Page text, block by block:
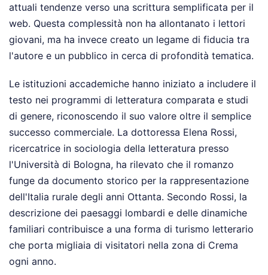
attuali tendenze verso una scrittura semplificata per il
web. Questa complessità non ha allontanato i lettori
giovani, ma ha invece creato un legame di fiducia tra
l'autore e un pubblico in cerca di profondità tematica.
Le istituzioni accademiche hanno iniziato a includere il
testo nei programmi di letteratura comparata e studi
di genere, riconoscendo il suo valore oltre il semplice
successo commerciale. La dottoressa Elena Rossi,
ricercatrice in sociologia della letteratura presso
l'Università di Bologna, ha rilevato che il romanzo
funge da documento storico per la rappresentazione
dell'Italia rurale degli anni Ottanta. Secondo Rossi, la
descrizione dei paesaggi lombardi e delle dinamiche
familiari contribuisce a una forma di turismo letterario
che porta migliaia di visitatori nella zona di Crema
ogni anno.